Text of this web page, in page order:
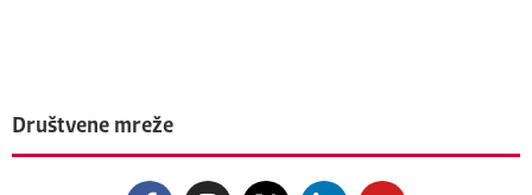
Društvene mreže